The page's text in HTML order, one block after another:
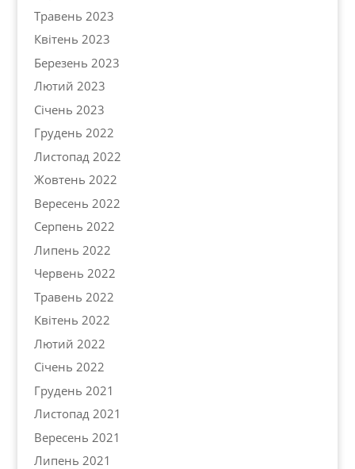
Травень 2023
Квітень 2023
Березень 2023
Лютий 2023
Січень 2023
Грудень 2022
Листопад 2022
Жовтень 2022
Вересень 2022
Серпень 2022
Липень 2022
Червень 2022
Травень 2022
Квітень 2022
Лютий 2022
Січень 2022
Грудень 2021
Листопад 2021
Вересень 2021
Липень 2021